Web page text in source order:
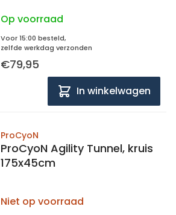
Op voorraad
Voor 15:00 besteld,
zelfde werkdag verzonden
€79,95
In winkelwagen
ProCyoN
ProCyoN Agility Tunnel, kruis
175x45cm
Niet op voorraad